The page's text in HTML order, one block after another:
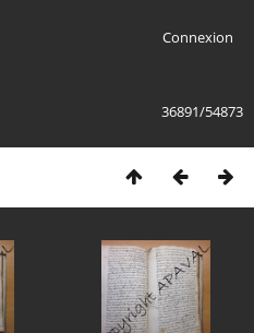
Connexion
36891/54873